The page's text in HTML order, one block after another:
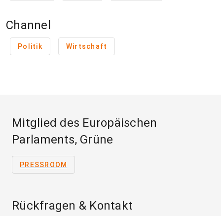
Channel
Politik Wirtschaft
Mitglied des Europäischen
Parlaments, Grüne
PRESSROOM
Rückfragen & Kontakt